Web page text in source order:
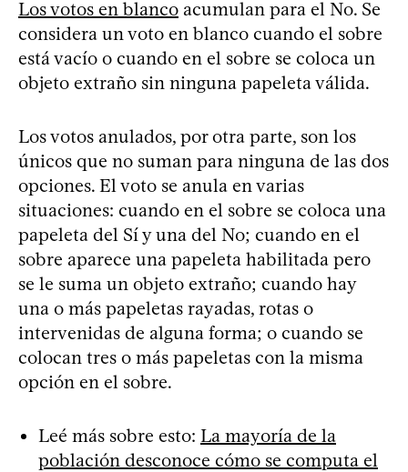
Los votos en blanco acumulan para el No. Se
considera un voto en blanco cuando el sobre
está vacío o cuando en el sobre se coloca un
objeto extraño sin ninguna papeleta válida.
Los votos anulados, por otra parte, son los
únicos que no suman para ninguna de las dos
opciones. El voto se anula en varias
situaciones: cuando en el sobre se coloca una
papeleta del Sí y una del No; cuando en el
sobre aparece una papeleta habilitada pero
se le suma un objeto extraño; cuando hay
una o más papeletas rayadas, rotas o
intervenidas de alguna forma; o cuando se
colocan tres o más papeletas con la misma
opción en el sobre.
Leé más sobre esto: La mayoría de la
población desconoce cómo se computa el